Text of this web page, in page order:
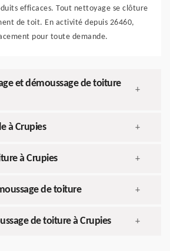
efficaces. Tout nettoyage se clôture
de toit. En activité depuis 26460,
pour toute demande.
et démoussage de toiture
+
à Crupies +
à Crupies +
de toiture +
de toiture à Crupies +